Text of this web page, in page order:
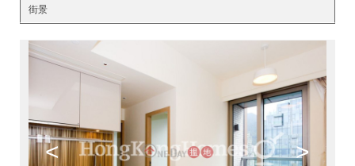
街景
< >